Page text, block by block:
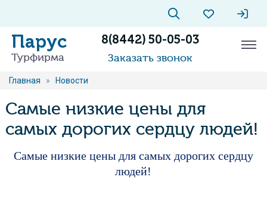
Парус
Турфирма
8(8442) 50-05-03
Заказать звонок
Главная » Новости
Самые низкие цены для
самых дорогих сердцу людей!
Самые низкие цены для самых дорогих сердцу
людей!